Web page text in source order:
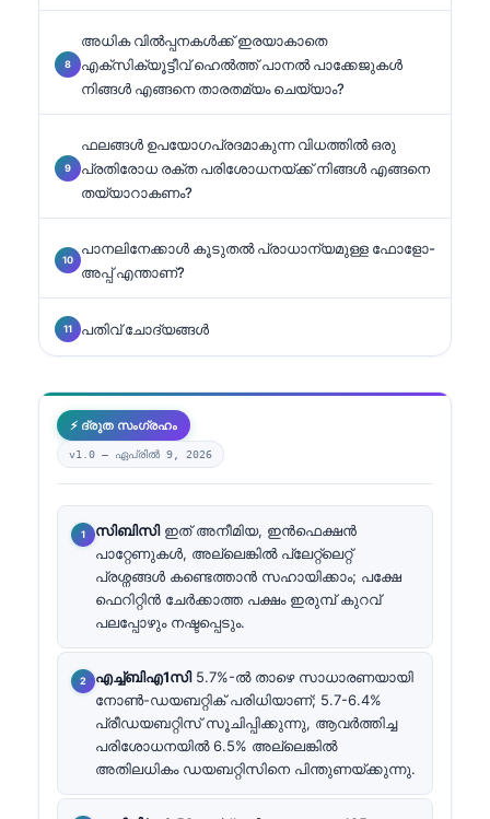
അധിക വിൽപ്പനകൾക്ക് ഇരയാകാതെ
എക്സിക്യൂട്ടീവ് ഹെൽത്ത് പാനൽ പാക്കേജുകൾ
നിങ്ങൾ എങ്ങനെ താരതമ്യം ചെയ്യാം?
ഫലങ്ങൾ ഉപയോഗപ്രദമാകുന്ന വിധത്തിൽ ഒരു
പ്രതിരോധ രക്ത പരിശോധനയ്ക്ക് നിങ്ങൾ എങ്ങനെ
തയ്യാറാകണം?
പാനലിനേക്കാൾ കൂടുതൽ പ്രാധാന്യമുള്ള ഫോളോ-
അപ്പ് എന്താണ്?
പതിവ് ചോദ്യങ്ങൾ
⚡ ദ്രുത സംഗ്രഹം
v1.0 — ഏപ്രിൽ 9, 2026
സിബിസിഇത് അനീമിയ, ഇൻഫെക്ഷൻ
പാറ്റേണുകൾ, അല്ലെങ്കിൽ പ്ലേറ്റ്ലെറ്റ്
പ്രശ്നങ്ങൾ കണ്ടെത്താൻ സഹായിക്കാം; പക്ഷേ
ഫെറിറ്റിൻ ചേർക്കാത്ത പക്ഷം ഇരുമ്പ് കുറവ്
പലപ്പോഴും നഷ്ടപ്പെടും.
എച്ച്ബിഎ1സി5.7%-ൽ താഴെ സാധാരണയായി
നോൺ-ഡയബറ്റിക് പരിധിയാണ്; 5.7-6.4%
പ്രീഡയബറ്റിസ് സൂചിപ്പിക്കുന്നു, ആവർത്തിച്ച
പരിശോധനയിൽ 6.5% അല്ലെങ്കിൽ
അതിലധികം ഡയബറ്റിസിനെ പിന്തുണയ്ക്കുന്നു.